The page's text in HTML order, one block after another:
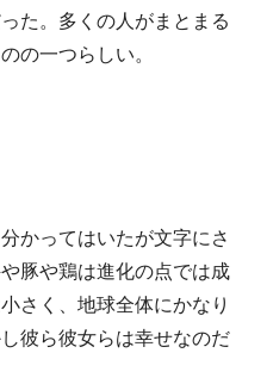
た。多くの人がまとまる
の一つらしい。
かってはいたが文字にさ
豚や鶏は進化の点では成
さく、地球全体にかなり
彼ら彼女らは幸せなのだ